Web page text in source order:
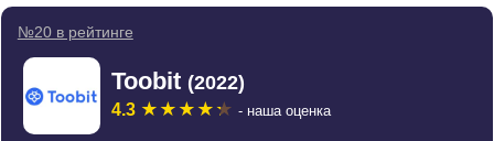
№20 в рейтинге
Toobit (2022)
4.3 - наша оценка